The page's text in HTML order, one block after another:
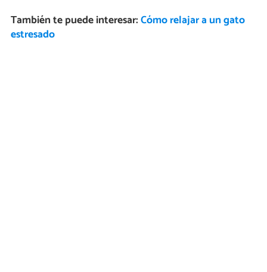
También te puede interesar:Cómo relajar a un gato
estresado